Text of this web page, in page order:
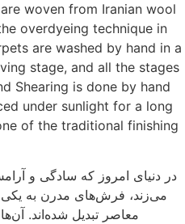
woven from Iranian wool
overdyeing technique in
are washed by hand in a
stage, and all the stages
Shearing is done by hand
under sunlight for a long
of the traditional finishing
در دنیای امروز که سادگی و
می‌زند، فرش‌های مدرن به
معاصر تبدیل شده‌اند.